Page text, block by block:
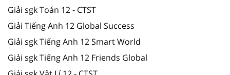
Giải sgk Toán 12 - CTST
Giải Tiếng Anh 12 Global Success
Giải sgk Tiếng Anh 12 Smart World
Giải sgk Tiếng Anh 12 Friends Global